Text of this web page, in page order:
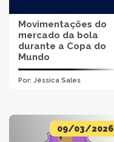
Movimentações do
mercado da bola
durante a Copa do
Mundo
Por: Jéssica Sales
09/03/2026